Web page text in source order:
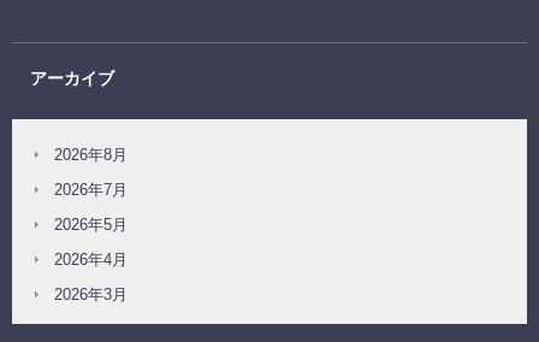
アーカイブ
2026年8月
2026年7月
2026年5月
2026年4月
2026年3月